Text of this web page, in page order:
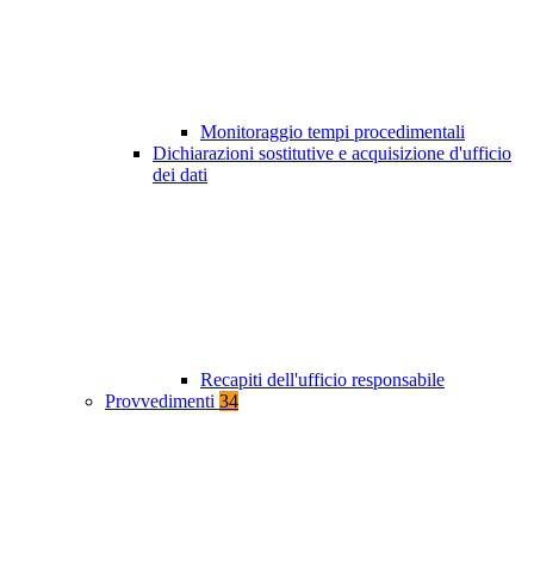
Monitoraggio tempi procedimentali
Dichiarazioni sostitutive e acquisizione d'ufficio
dei dati
Recapiti dell'ufficio responsabile
Provvedimenti 34